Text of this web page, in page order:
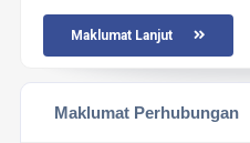
Maklumat Lanjut
Maklumat Perhubungan